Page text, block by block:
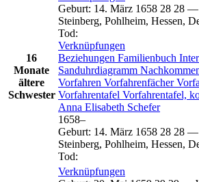
16
Monate
ältere
Schwester
Geburt: 14. März 1658 28 28 —
Steinberg, Pohlheim, Hessen,
Tod:
Verknüpfungen
Beziehungen Familienbuch
Sanduhrdiagramm
Vorfahren Vorfahrenfächer
Vorfahrentafel Vorfahrentafel,
Anna Elisabeth Schefer
1658–
Geburt: 14. März 1658 28 28 —
Steinberg, Pohlheim, Hessen,
Tod:
Verknüpfungen